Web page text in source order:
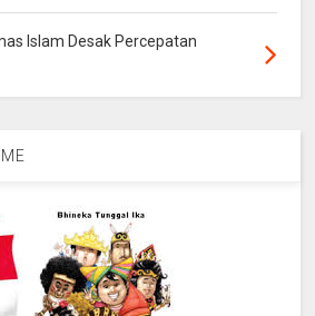
Islam Desak Percepatan